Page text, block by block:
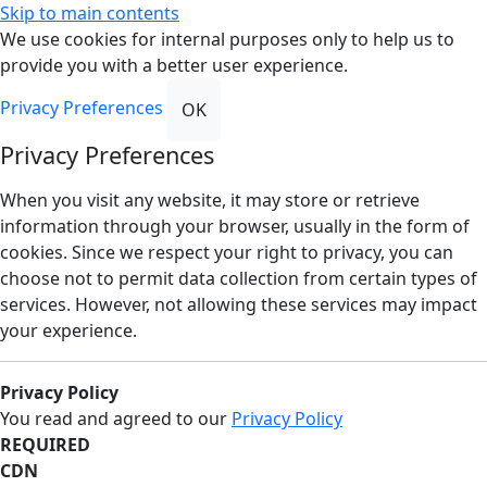
Skip to main contents
We use cookies for internal purposes only to help us to
provide you with a better user experience.
Privacy Preferences
OK
Privacy Preferences
When you visit any website, it may store or retrieve
information through your browser, usually in the form of
cookies. Since we respect your right to privacy, you can
choose not to permit data collection from certain types of
services. However, not allowing these services may impact
your experience.
Privacy Policy
You read and agreed to our Privacy Policy
REQUIRED
CDN